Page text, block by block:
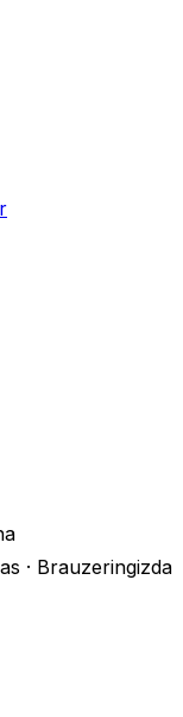
· Brauzeringizda